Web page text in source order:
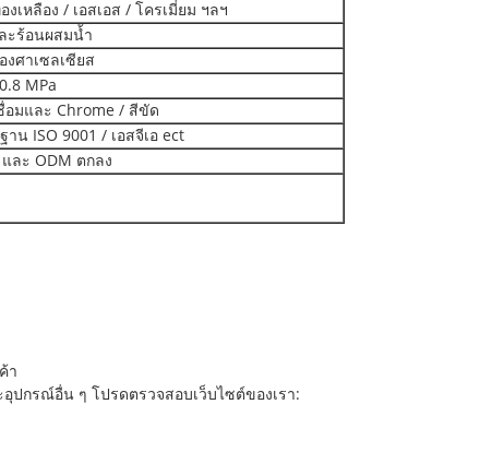
งเหลือง / เอสเอส / โครเมี่ยม ฯลฯ
ะร้อนผสมน้ำ
งศาเซลเซียส
MPa
อมและ Chrome / สีขัด
าน ISO 9001 / เอสจีเอ ect
และ ODM ตกลง
า
ปกรณ์อื่น ๆ โปรดตรวจสอบเว็บไซต์ของเรา: